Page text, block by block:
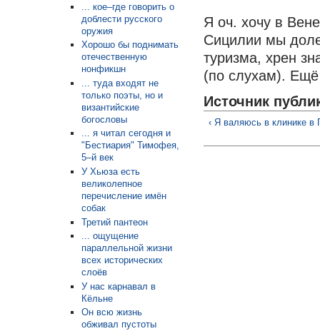
... кое–где говорить о
доблести русского
оружия
Хорошо бы поднимать
отечественную
нонфикшн
... туда входят не
только поэты, но и
византийские
богословы
... я читал сегодня и
"Бестиария" Тимофея,
5–й век
У Хьюза есть
великолепное
перечисление имён
собак
Третий пантеон
... ощущение
параллельной жизни
всех исторических
слоёв
У нас карнавал в
Кёльне
Он всю жизнь
обживал пустоты
Я оч. хочу в
Сицилии мы
туризма, хрен
(по слухам).
Источник
‹ Я валяюсь в клинике в